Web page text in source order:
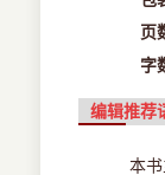
页
字
编辑推荐
本